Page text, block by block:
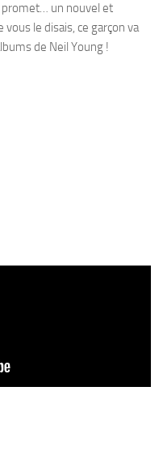
promet… un nouvel et
vous le disais, ce garçon va
de Neil Young !